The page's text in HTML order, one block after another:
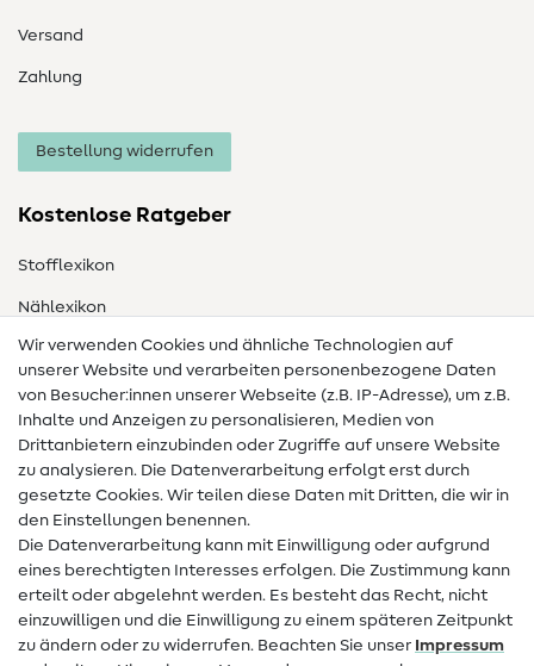
Versand
Zahlung
Bestellung widerrufen
Kostenlose Ratgeber
Stofflexikon
Nählexikon
Nähanleitungen
Hilfe & Kontakt
Kontakt
Infos zum Betreiberwechsel
Widerrufsrecht
Beliebt
Wir verwenden Cookies und ähnliche Technologien auf
unserer Website und verarbeiten personenbezogene Daten
von Besucher:innen unserer Webseite (z.B. IP-Adresse), um z.B.
Inhalte und Anzeigen zu personalisieren, Medien von
Drittanbietern einzubinden oder Zugriffe auf unsere Website
zu analysieren. Die Datenverarbeitung erfolgt erst durch
gesetzte Cookies. Wir teilen diese Daten mit Dritten, die wir in
den Einstellungen benennen.
Die Datenverarbeitung kann mit Einwilligung oder aufgrund
eines berechtigten Interesses erfolgen. Die Zustimmung kann
erteilt oder abgelehnt werden. Es besteht das Recht, nicht
einzuwilligen und die Einwilligung zu einem späteren Zeitpunkt
zu ändern oder zu widerrufen. Beachten Sie unser Impressum